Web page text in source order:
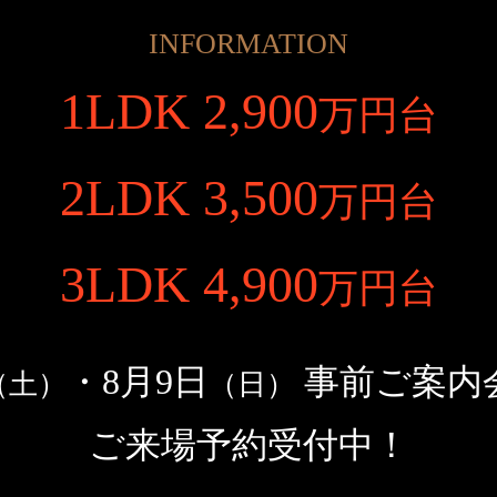
INFORMATION
1LDK 2,900万円台
2LDK 3,500万円台
3LDK 4,900万円台
） ・ 8月9日 （日）
事前ご案内
ご来場予約受付中！